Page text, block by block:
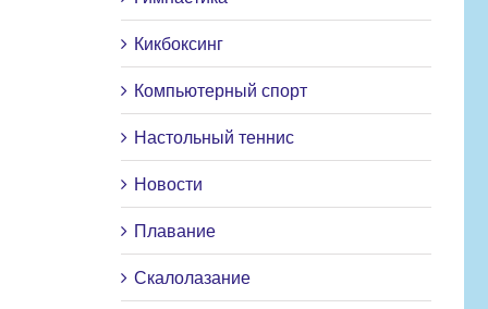
Кикбоксинг
Компьютерный спорт
Настольный теннис
Новости
Плавание
Скалолазание